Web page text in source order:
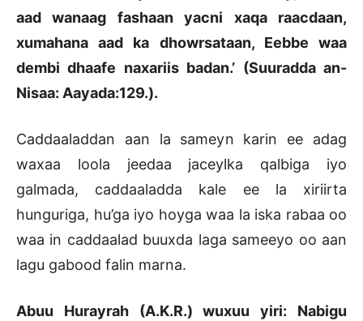
aad wanaag fashaan yacni xaqa raacdaan,
xumahana aad ka dhowrsataan, Eebbe waa
dembi dhaafe naxariis badan.’ (Suuradda an-
Nisaa: Aayada:129.).
Caddaaladdan aan la sameyn karin ee adag
waxaa loola jeedaa jaceylka qalbiga iyo
galmada, caddaaladda kale ee la xiriirta
hunguriga, hu’ga iyo hoyga waa la iska rabaa oo
waa in caddaalad buuxda laga sameeyo oo aan
lagu gabood falin marna.
Abuu Hurayrah (A.K.R.) wuxuu yiri: Nabigu